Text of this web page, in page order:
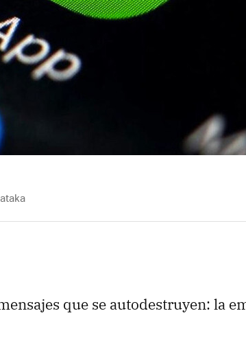
que se autodestruyen: la